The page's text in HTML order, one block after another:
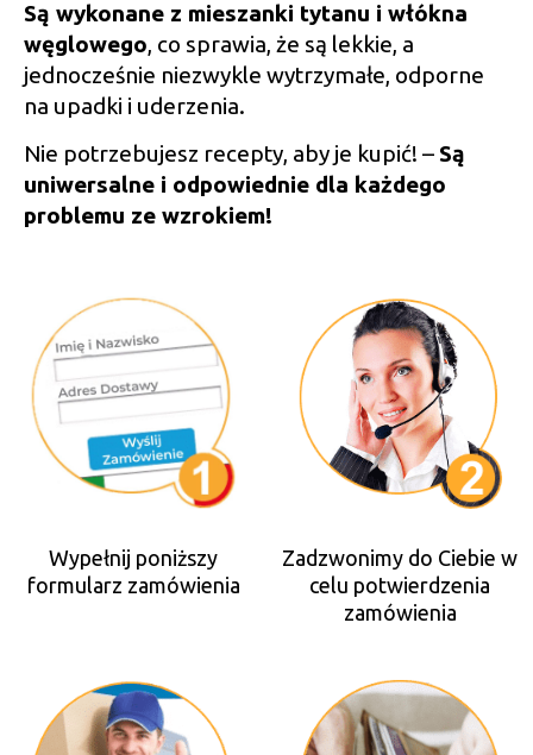
Są wykonane z mieszanki tytanu i włókna
węglowego, co sprawia, że są lekkie, a
jednocześnie niezwykle wytrzymałe, odporne
na upadki i uderzenia.
Nie potrzebujesz recepty, aby je kupić! – Są
uniwersalne i odpowiednie dla każdego
problemu ze wzrokiem!
Wypełnij poniższy
formularz zamówienia
Zadzwonimy do Ciebie w
celu potwierdzenia
zamówienia